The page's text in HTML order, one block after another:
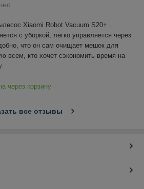
Xiaomi Robot Vacuum S20+ .
с уборкой, легко управляется через
что он сам очищает мешок для
всем, кто хочет сэкономить время на
через корзину
все отзывы